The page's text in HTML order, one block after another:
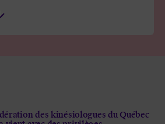
des kinésiologues du Québec